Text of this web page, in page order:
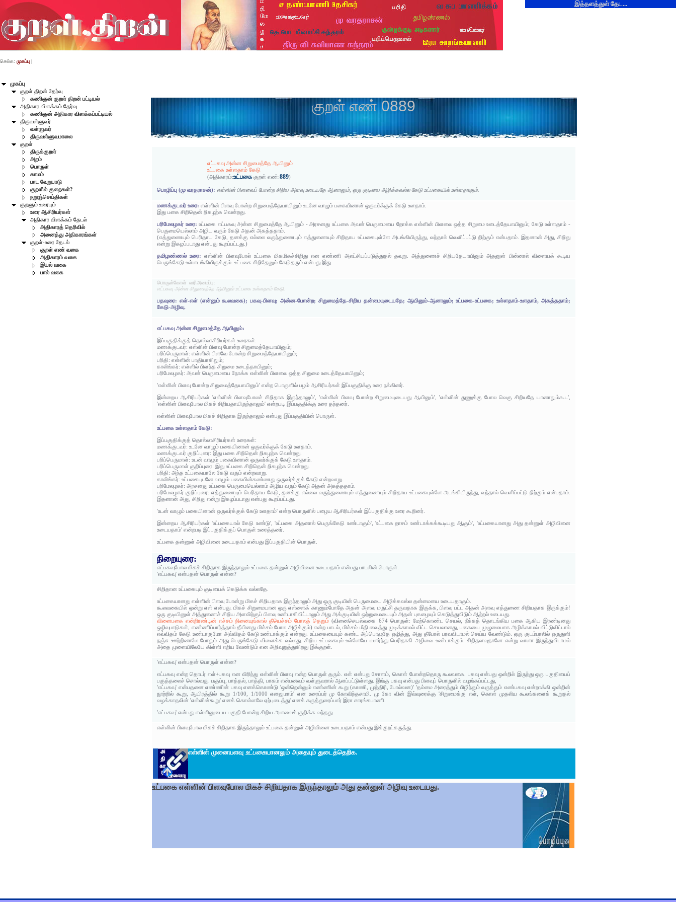
இத்தளத்துள் தேட...
முகப்பு
குறள் திறன் தேர்வு
கணிஞன் குறள் திறன் பட்டியல்
அதிகார விளக்கம் தேர்வு
கணிஞன் அதிகார விளக்கப்பட்டியல்
திருவள்ளுவர்
வள்ளுவர்
திருவள்ளுவமாலை
குறள்
திருக்குறள்
அறம்
பொருள்
காமம்
பாட வேறுபாடு
குறளில் குறைகள்?
நறுஞ்செய்திகள்
குறளும் உரையும்
உரை ஆசிரியர்கள்
அதிகார விளக்கம் தேடல்
அதிகாரத் தெரிவில்
அனைத்து அதிகாரங்கள்
குறள்-உரை தேடல்
குறள் எண் வகை
அதிகாரம் வகை
இயல் வகை
பால் வகை
செல்க: முகப்பு |
குறள் எண் 0889
எட்பகவு அன்ன சிறுமைத்தே ஆயினும்
உட்பகை உள்ளதாம் கேடு
(அதிகாரம்:உட்பகைகுறள் எண்:889)
பொழிப்பு (மு வரதராசன்): எள்ளின் பிளவைப் போன்ற சிறிய அளவு உடையதே ஆனாலும், ஒரு குடியை அழிக்கவல்ல கேடு உட்பகையில் உள்ளதாகும்.
மணக்குடவர் உரை:எள்ளின் பிளவு போன்ற சிறுமைத்தேயாயினும் உடனே வாழும் பகையினான் ஒருவர்க்குக் கேடு உளதாம்.
இது பகை சிறிதென் றிகழற்க வென்றது.
பரிமேலழகர் உரை:உட்பகை எட்பகவு அன்ன சிறுமைத்தே ஆயினும் - அரசனது உட்பகை அவன் பெருமையை நோக்க எள்ளின் பிளவை ஒத்த சிறுமை உடைத்தேயாயினும்; கேடு உள்ளதாம் -
பெருமையெல்லாம் அழிய வரும் கேடு அதன் அகத்ததாம்.
(எத்துணையும் பெரிதாய கேடு, தனக்கு எல்லை வருந்துணையும் எத்துணையும் சிறிதாய உட்பகையுள்ளே அடங்கியிருந்து, வந்தால் வெளிப்பட்டு நிற்கும் என்பதாம். இதனான் அது, சிறிது
என்று இகழப்படாது என்பது கூறப்பட்டது.)
தமிழண்ணல் உரை:எள்ளின் பிளவுபோல் உட்பகை மிகமிகச்சிறிது என எண்ணி அலட்சியப்படுத்துதல் தவறு. அத்துணைச் சிறியதேயாயினும் அதனுள் பின்னால் விளையக் கூடிய
பெருங்கேடு உள்ளடங்கியிருக்கும். உட்பகை சிறிதேனும் கேடுதரும் என்பது இது.
பொருள்கோள் வரிஅமைப்பு:
எட்பகவு அன்ன சிறுமைத்தே ஆயினும் உட்பகை உள்ளதாம் கேடு.
பதவுரை: எள்-எள் (என்னும் கூலவகை); பகவு-பிளவு; அன்ன-போன்ற; சிறுமைத்தே-சிறிய தன்மையுடையதே; ஆயினும்-ஆனாலும்; உட்பகை-உட்பகை; உள்ளதாம்-உளதாம், அகத்ததாம்;
கேடு-அழிவு.
எட்பகவு அன்ன சிறுமைத்தே ஆயினும்:
இப்பகுதிக்குத் தொல்லாசிரியர்கள் உரைகள்:
மணக்குடவர்: எள்ளின் பிளவு போன்ற சிறுமைத்தேயாயினும்;
பரிப்பெருமாள்: எள்ளின் பிளவே போன்ற சிறுமைத்தேயாயினும்;
பரிதி: எள்ளின் பாதியாகிலும்;
காலிங்கர்: எள்ளில் பிளந்த சிறுமை உடைத்தாயினும்;
பரிமேலழகர்: அவன் பெருமையை நோக்க எள்ளின் பிளவை ஒத்த சிறுமை உடைத்தேயாயினும்;
'எள்ளின் பிளவு போன்ற சிறுமைத்தேயாயினும்' என்ற பொருளில் பழம் ஆசிரியர்கள் இப்பகுதிக்கு உரை நல்கினர்.
இன்றைய ஆசிரியர்கள் 'எள்ளின் பிளவுபோலச் சிறிதாக இருந்தாலும்', 'எள்ளின் பிளவு போன்ற சிறுமையுடையது ஆயினும்', 'எள்ளின் துணுக்கு போல வெகு சிறியதே யானாலும்கூட',
'எள்ளின் பிளவுபோல மிகச் சிறியதாயிருந்தாலும்' என்றபடி இப்பகுதிக்கு உரை தந்தனர்.
எள்ளின் பிளவுபோல மிகச் சிறிதாக இருந்தாலும் என்பது இப்பகுதியின் பொருள்.
உட்பகை உள்ளதாம் கேடு:
இப்பகுதிக்குத் தொல்லாசிரியர்கள் உரைகள்:
மணக்குடவர்: உடனே வாழும் பகையினான் ஒருவர்க்குக் கேடு உளதாம்.
மணக்குடவர் குறிப்புரை: இது பகை சிறிதென் றிகழற்க வென்றது.
பரிப்பெருமாள்: உடன் வாழும் பகையினான் ஒருவர்க்குக் கேடு உளதாம்.
பரிப்பெருமாள் குறிப்புரை: இது உட்பகை சிறிதென் றிகழற்க வென்றது.
பரிதி: அந்த உட்பகையாலே கேடு வரும் என்றவாறு.
காலிங்கர்: உட்பகையுடனே வாழும் பகையின்கண்ணது ஒருவர்க்குக் கேடு என்றவாறு.
பரிமேலழகர்: அரசனது உட்பகை பெருமையெல்லாம் அழிய வரும் கேடு அதன் அகத்ததாம்.
பரிமேலழகர் குறிப்புரை: எத்துணையும் பெரிதாய கேடு, தனக்கு எல்லை வருந்துணையும் எத்துணையும் சிறிதாய உட்பகையுள்ளே அடங்கியிருந்து, வந்தால் வெளிப்பட்டு நிற்கும் என்பதாம்.
இதனான் அது, சிறிது என்று இகழப்படாது என்பது கூறப்பட்டது.
'உடன் வாழும் பகையினான் ஒருவர்க்குக் கேடு உளதாம்' என்ற பொருளில் பழைய ஆசிரியர்கள் இப்பகுதிக்கு உரை கூறினர்.
இன்றைய ஆசிரியர்கள் 'உட்பகையால் கேடு உண்டு', 'உட்பகை அதனால் பெருங்கேடு உண்டாகும்', 'உட்பகை நாசம் உண்டாக்கக்கூடியது ஆகும்', 'உட்பகையானது அது தன்னுள் அழிவினை
உடையதாம்' என்றபடி இப்பகுதிக்குப் பொருள் உரைத்தனர்.
உட்பகை தன்னுள் அழிவினை உடையதாம் என்பது இப்பகுதியின் பொருள்.
நிறையுரை:
எட்பகவுபோல மிகச் சிறிதாக இருந்தாலும் உட்பகை தன்னுள் அழிவினை உடையதாம் என்பது பாடலின் பொருள்.
'எட்பகவு' என்பதன் பொருள் என்ன?
சிறிதான உட்பகையும் குடியைக் கெடுக்க வல்லதே.
உட்பகையானது எள்ளின் பிளவு போன்று மிகச் சிறியதாக இருந்தாலும் அது ஒரு குடியின் பெருமையை அழிக்கவல்ல தன்மையை உடையதாகும்.
கூலவகையில் ஒன்று எள் என்பது. மிகச் சிறுமையான ஒரு எள்ளைக் காணும்போதே அதன் அளவு மருட்சி தருவதாக இருக்க, பிளவு பட்ட அதன் அளவு எத்துணை சிறியதாக இருக்கும்!
ஒரு குடியினுள் அத்துணைச் சிறிய அளவிற்குப் பிளவு உண்டாகிவிட்டாலும் அது அக்குடியின் ஒற்றுமையையும் அதன் புகழையும் கெடுத்துவிடும் ஆற்றல் உடையது.
வினைபகை என்றிரண்டின் எச்சம் நினையுங்கால் தீயெச்சம் போலத் தெறும் (வினைசெயல்வகை 674 பொருள்: மேற்கொண்ட செயல், நீக்கத் தொடங்கிய பகை ஆகிய இரண்டினது
ஒழிவுபாடுகள், எண்ணிப்பார்த்தால் தீயினது மிச்சம் போல அழிக்கும்) என்ற பாடல், மிச்சம் மீதி வைத்து முடிக்காமல் விட்ட செயலானது, பகையை முழுமையாக அழிக்காமல் விட்டுவிட்டால்
எவ்விதம் கேடு உண்டாகுமோ அவ்விதம் கேடு உண்டாக்கும் என்றது. உட்பகையையும் கண்ட அப்பொழுதே ஒழித்து, அது தீபோல் பரவவிடாமல் செய்ய வேண்டும். ஒரு குடம்பாலில் ஒருதுளி
நஞ்சு ஊற்றினாலே போதும் அது பெருங்கேடு விளைக்க வல்லது. சிறிய உட்பகையும் உள்ளேயே வளர்ந்து பெரிதாகி அழிவை உண்டாக்கும். சிறிதளவுதானே என்று வாளா இருந்துவிடாமல்
அதை முளையிலேயே கிள்ளி எறிய வேண்டும் என அறிவுறுத்துகிறது இக்குறள்.
'எட்பகவு' என்பதன் பொருள் என்ன?
எட்பகவு என்ற தொடர் எள்+பகவு என விரிந்து எள்ளின் பிளவு என்ற பொருள் தரும். எள் என்பது சோளம், கொள் போன்றதொரு கூலவகை. பகவு என்பது ஒன்றில் இருந்து ஒரு பகுதியைப்
பகுத்தலைச் சொல்வது. பகுப்பு, பாத்தல், பாத்தி, பாகம் என்பனவும் வள்ளுவரால் ஆளப்பட்டுள்ளது. இங்கு பகவு என்பது பிளவுப் பொருளில் வழங்கப்பட்டது,
'எட்பகவு' என்பதனை எண்ணின் பகவு எனக்கொண்டு 'ஒன்றென்னும் எண்ணின் கூறு (காணி, முந்திரி, போல்வன)' 'தம்மை அரைத்தும் பிழிந்தும் வருத்தும் எண்பகவு என்றாக்கி ஒன்றின்
நூற்றில் கூறு, ஆயிரத்தில் கூறு 1/100, 1/1000 எனலுமாம்' என உரைப்பர் மு கோவிந்தசாமி. மு கோ வின் இவ்வுரைக்கு 'சிறுமைக்கு எள், கொள் முதலிய கூலங்களைக் கூறுதல்
வழக்காதலின் 'எள்ளின்கூறு' எனக் கொள்ளலே ஏற்புடைத்து' எனக் கருத்துரைப்பார் இரா சாரங்கபாணி.
'எட்பகவு' என்பது எள்ளினுடைய பகுதி போன்ற சிறிய அளவைக் குறிக்க வந்தது.
எள்ளின் பிளவுபோல மிகச் சிறிதாக இருந்தாலும் உட்பகை தன்னுள் அழிவினை உடையதாம் என்பது இக்குறட்கருத்து.
எள்ளின் முனையளவு உட்பகையானலும் அதையும் துடைத்தெறிக.
உட்பகை எள்ளின் பிளவுபோல மிகச் சிறியதாக இருந்தாலும் அது தன்னுள் அழிவு உடையது.